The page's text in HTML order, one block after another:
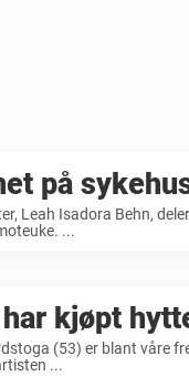
på
Leah Isadora Behn,
...
kjøpt
(53) er blant våre
...